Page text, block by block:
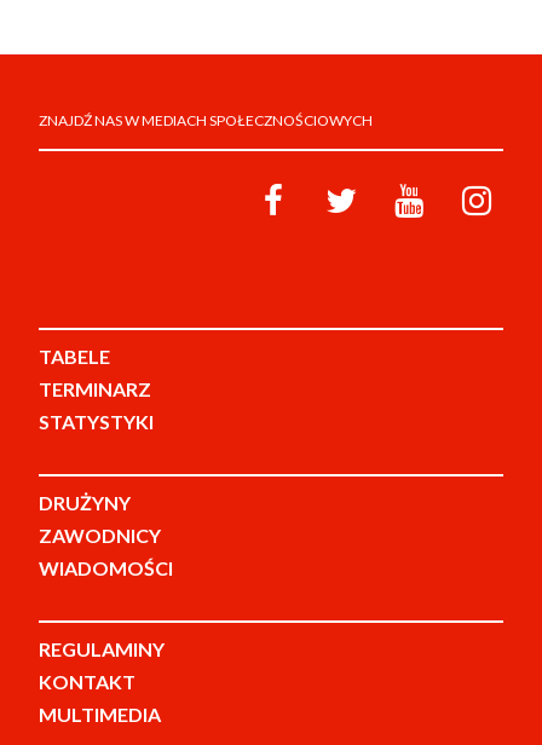
ZNAJDŹ NAS W MEDIACH SPOŁECZNOŚCIOWYCH
TABELE
TERMINARZ
STATYSTYKI
DRUŻYNY
ZAWODNICY
WIADOMOŚCI
REGULAMINY
KONTAKT
MULTIMEDIA